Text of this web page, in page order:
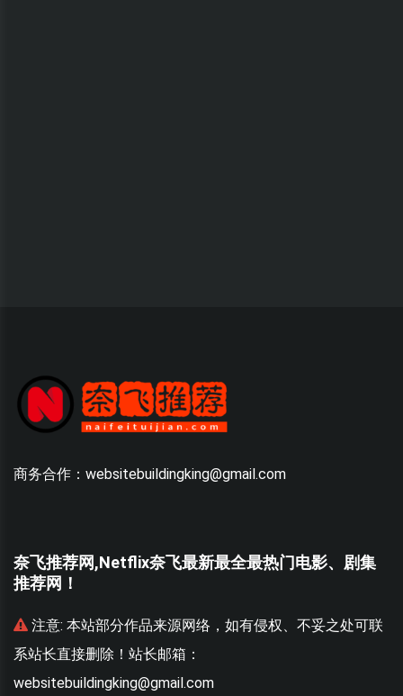
商务合作：websitebuildingking@gmail.com
奈飞推荐网,Netflix奈飞最新最全最热门电影、剧集
推荐网！
注意: 本站部分作品来源网络，如有侵权、不妥之处可联
系站长直接删除！站长邮箱：
websitebuildingking@gmail.com